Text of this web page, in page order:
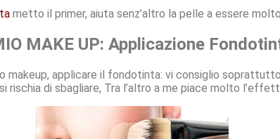
metto il primer, aiuta senz’altro la pelle a essere
MAKE UP: Applicazione
makeup, applicare il fondotinta: vi consiglio
rischia di sbagliare, Tra l’altro a me piace molto